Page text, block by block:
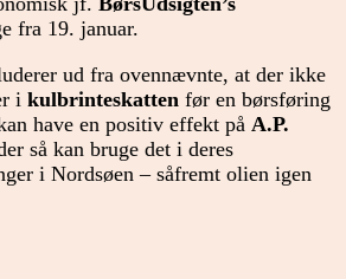
fra 19. januar.
ud fra ovennævnte, at der ikke
i kulbrinteskatten før en børsføring
have en positiv effekt på A.P.
så kan bruge det i deres
i Nordsøen – såfremt olien igen